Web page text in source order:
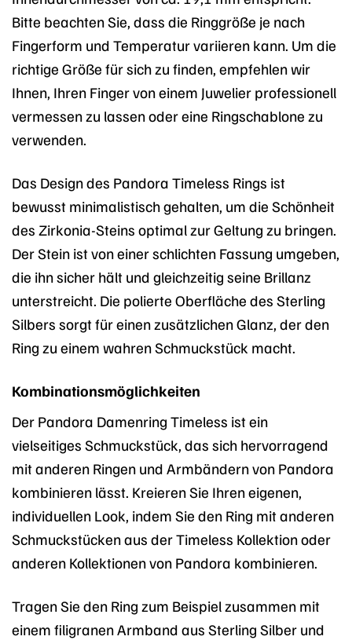
Bitte beachten Sie, dass die Ringgröße je nach
Fingerform und Temperatur variieren kann. Um die
richtige Größe für sich zu finden, empfehlen wir
Ihnen, Ihren Finger von einem Juwelier professionell
vermessen zu lassen oder eine Ringschablone zu
verwenden.
Das Design des Pandora Timeless Rings ist
bewusst minimalistisch gehalten, um die Schönheit
des Zirkonia-Steins optimal zur Geltung zu bringen.
Der Stein ist von einer schlichten Fassung umgeben,
die ihn sicher hält und gleichzeitig seine Brillanz
unterstreicht. Die polierte Oberfläche des Sterling
Silbers sorgt für einen zusätzlichen Glanz, der den
Ring zu einem wahren Schmuckstück macht.
Kombinationsmöglichkeiten
Der Pandora Damenring Timeless ist ein
vielseitiges Schmuckstück, das sich hervorragend
mit anderen Ringen und Armbändern von Pandora
kombinieren lässt. Kreieren Sie Ihren eigenen,
individuellen Look, indem Sie den Ring mit anderen
Schmuckstücken aus der Timeless Kollektion oder
anderen Kollektionen von Pandora kombinieren.
Tragen Sie den Ring zum Beispiel zusammen mit
einem filigranen Armband aus Sterling Silber und